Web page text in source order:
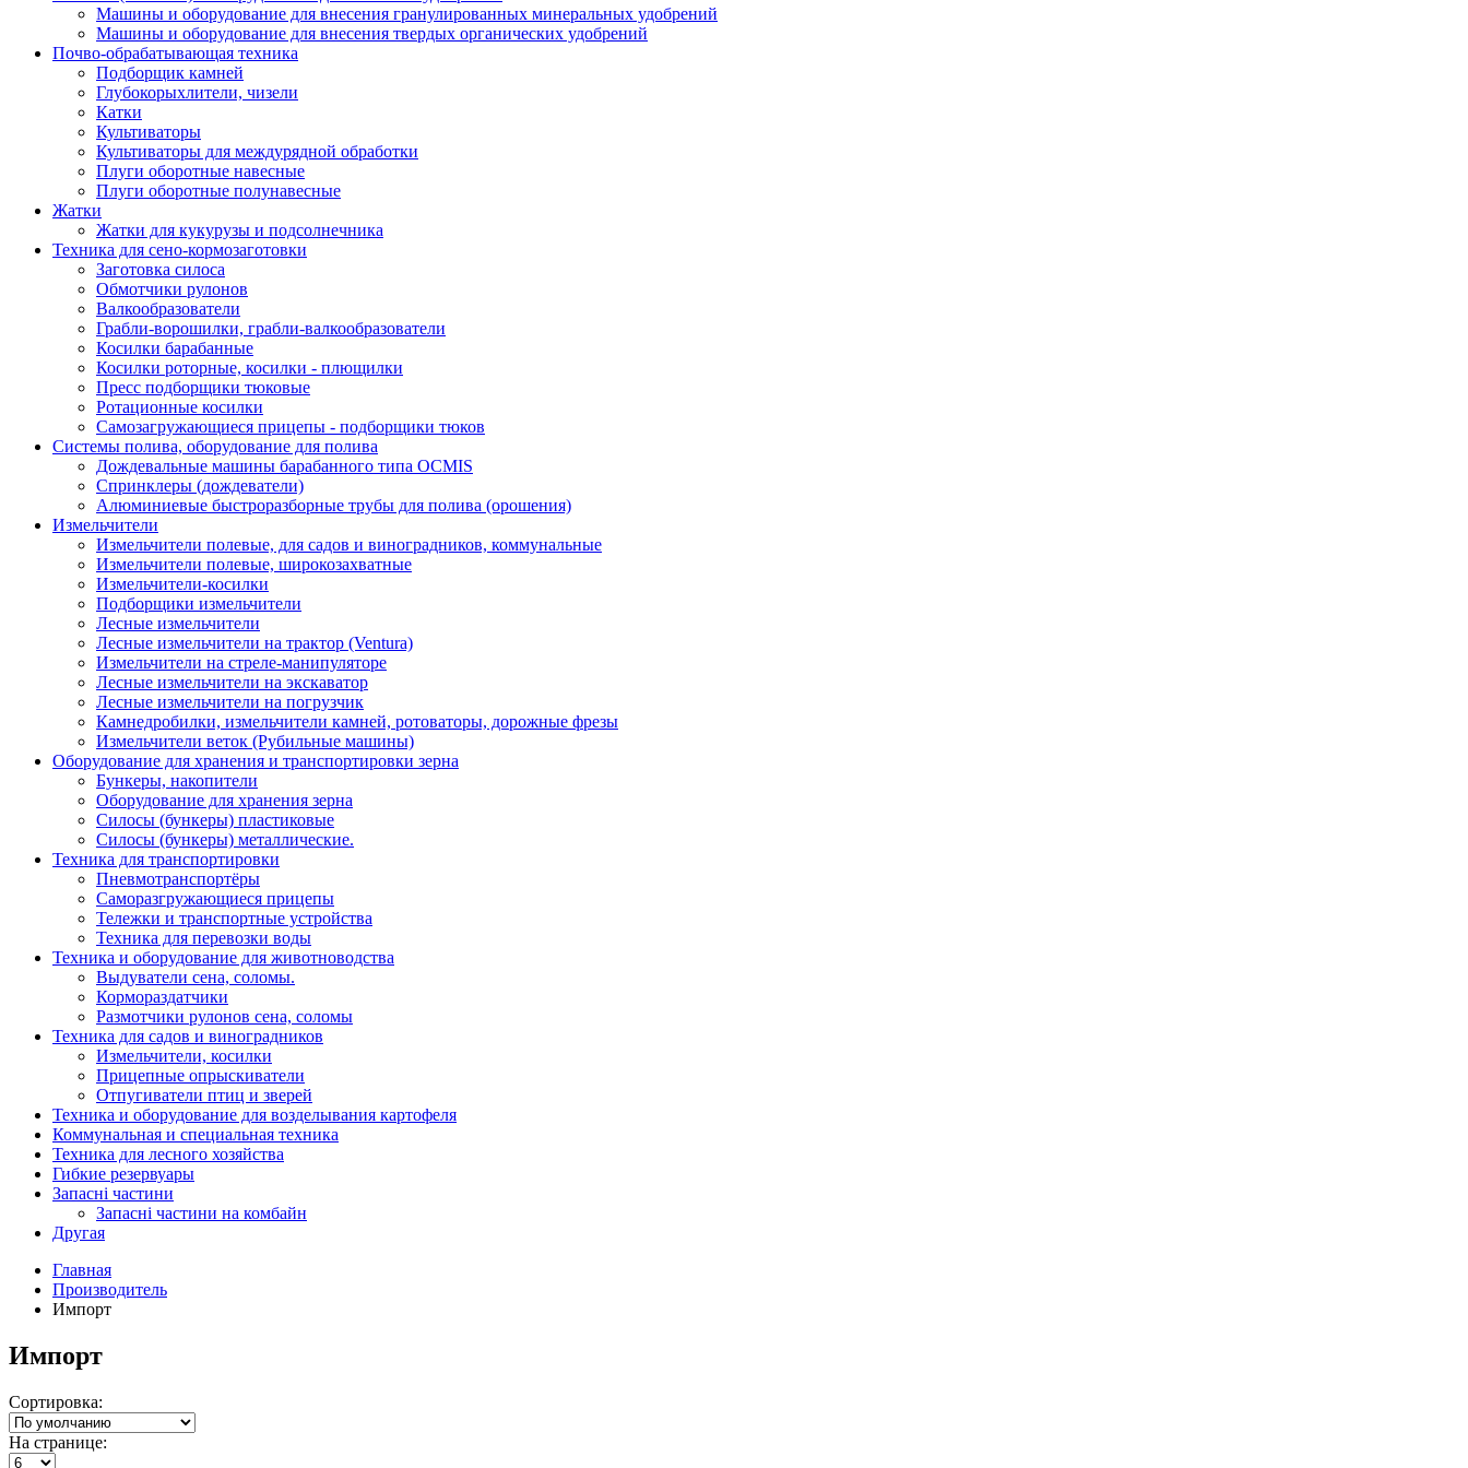
Машины и оборудование для внесения гранулированных минеральных удобрений
Машины и оборудование для внесения твердых органических удобрений
Почво-обрабатывающая техника
Подборщик камней
Глубокорыхлители, чизели
Катки
Культиваторы
Культиваторы для междурядной обработки
Плуги оборотные навесные
Плуги оборотные полунавесные
Жатки
Жатки для кукурузы и подсолнечника
Техника для сено-кормозаготовки
Заготовка силоса
Обмотчики рулонов
Валкообразователи
Грабли-ворошилки, грабли-валкообразователи
Косилки барабанные
Косилки роторные, косилки - плющилки
Пресс подборщики тюковые
Ротационные косилки
Самозагружающиеся прицепы - подборщики тюков
Системы полива, оборудование для полива
Дождевальные машины барабанного типа OCMIS
Спринклеры (дождеватели)
Алюминиевые быстроразборные трубы для полива (орошения)
Измельчители
Измельчители полевые, для садов и виноградников, коммунальные
Измельчители полевые, широкозахватные
Измельчители-косилки
Подборщики измельчители
Лесные измельчители
Лесные измельчители на трактор (Ventura)
Измельчители на стреле-манипуляторе
Лесные измельчители на экскаватор
Лесные измельчители на погрузчик
Камнедробилки, измельчители камней, ротоваторы, дорожные фрезы
Измельчители веток (Рубильные машины)
Оборудование для хранения и транспортировки зерна
Бункеры, накопители
Оборудование для хранения зерна
Силосы (бункеры) пластиковые
Силосы (бункеры) металлические.
Техника для транспортировки
Пневмотранспортёры
Саморазгружающиеся прицепы
Тележки и транспортные устройства
Техника для перевозки воды
Техника и оборудование для животноводства
Выдуватели сена, соломы.
Кормораздатчики
Размотчики рулонов сена, соломы
Техника для садов и виноградников
Измельчители, косилки
Прицепные опрыскиватели
Отпугиватели птиц и зверей
Техника и оборудование для возделывания картофеля
Коммунальная и специальная техника
Техника для лесного хозяйства
Гибкие резервуары
Запасні частини
Запасні частини на комбайн
Другая
Главная
Производитель
Импорт
Импорт
Сортировка:
На странице: